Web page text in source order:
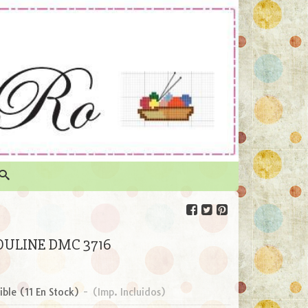
DMC 3716
(11 En Stock) - (Imp. Incluidos)